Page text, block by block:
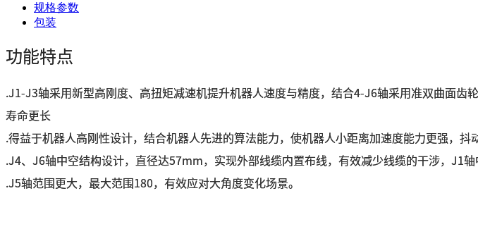
规格参数
包装
功能特点
.J1-J3轴采用新型高刚度、高扭矩减速机提升机器人速度与精度，结合4-J6轴采用准双曲面齿
寿命更长
.得益于机器人高刚性设计，结合机器人先进的算法能力，使机器人小距离加速度能力更强，
.J4、J6轴中空结构设计，直径达57mm，实现外部线缆内置布线，有效减少线缆的干涉，J1
.J5轴范围更大，最大范围180，有效应对大角度变化场景。